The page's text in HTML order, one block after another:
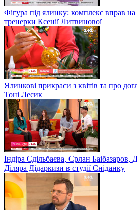
Фігура під ялинку: комплекс вправ на
тренерки Ксенії Литвинової
Ялинкові прикраси з квітів та про
Тоні Лесик
Індіра Єдільбаєва, Єрлан Баібазаров,
Діляра Дідаркизи в студії Сніданку